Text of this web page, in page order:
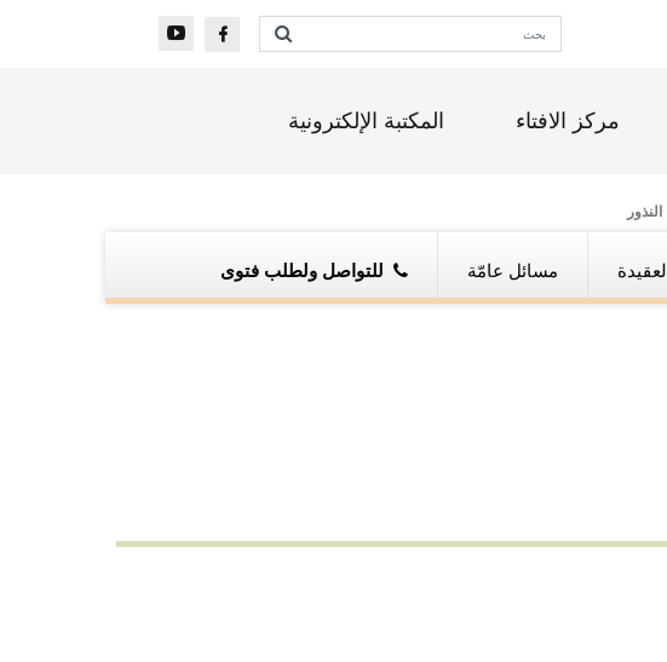
مركز الافتاء المكتبة الإلكترونية
النذور
العقيدة مسائل عامّة للتواصل ولطلب فتوى